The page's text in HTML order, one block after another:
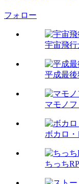
フォロー
宇宙飛
平成最
マモノ
ボカロ
ちっち